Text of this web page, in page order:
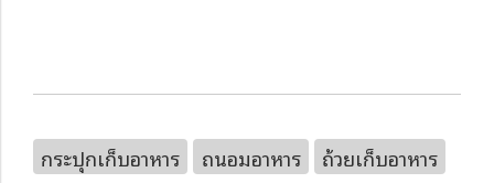
กระปุกเก็บอาหาร ถนอมอาหาร
ถ้วยเก็บอาหาร